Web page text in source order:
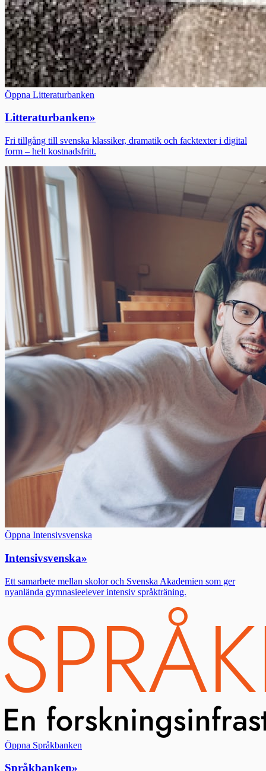
Öppna Litteraturbanken
Litteraturbanken»
Fri tillgång till svenska klassiker, dramatik och facktexter i digital
form – helt kostnadsfritt.
Öppna Intensivsvenska
Intensivsvenska»
Ett samarbete mellan skolor och Svenska Akademien som ger
nyanlända gymnasieelever intensiv språkträning.
Öppna Språkbanken
Språkbanken»